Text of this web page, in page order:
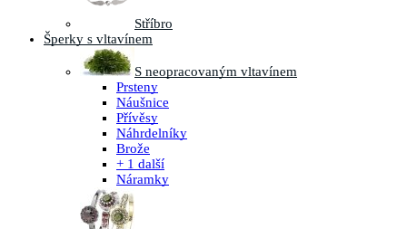
Stříbro
Šperky s vltavínem
S neopracovaným vltavínem
Prsteny
Náušnice
Přívěsy
Náhrdelníky
Brože
+ 1 další
Náramky